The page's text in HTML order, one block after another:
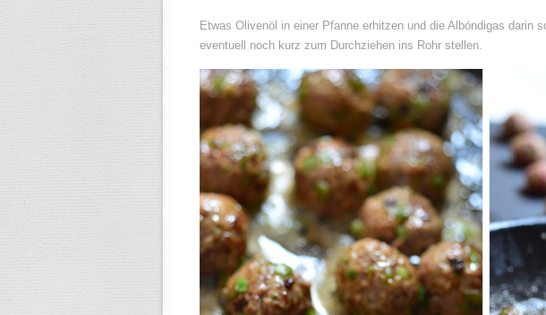
Etwas Olivenöl in einer Pfanne erhitzen und die Albóndigas darin
eventuell noch kurz zum Durchziehen ins Rohr stellen.